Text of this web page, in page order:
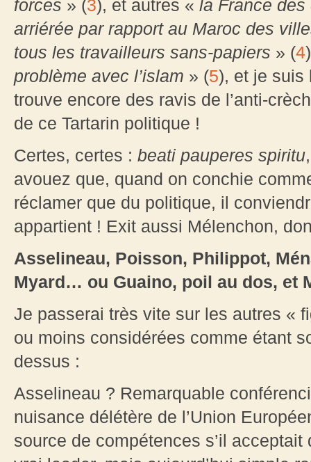
forces » (3), et autres « la France
arriérée par rapport au Maroc des
tous les travailleurs sans-papiers » (4
problème avec l’islam » (5), et je suis
trouve encore des ravis de l’anti-
de ce Tartarin politique !
Certes, certes : beati pauperes spiritu
avouez que, quand on conchie
réclamer que du politique, il
appartient ! Exit aussi Mélenchon,
Asselineau, Poisson, Philippot,
Myard… ou Guaino, poil au dos, et
Je passerai très vite sur les autres «
ou moins considérées comme étant
dessus :
Asselineau ? Remarquable
nuisance délétère de l’Union
source de compétences s’il